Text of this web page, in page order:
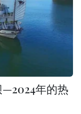
年的热